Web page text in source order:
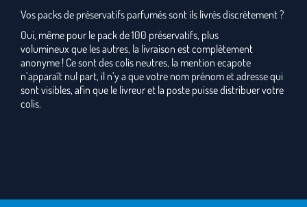
Vos packs de préservatifs parfumés sont ils livrés discrètement ?
Oui, même pour le pack de 100 préservatifs, plus
volumineux que les autres, la livraison est complètement
anonyme ! Ce sont des colis neutres, la mention ecapote
n’apparaît nul part, il n’y a que votre nom prénom et adresse qui
sont visibles, afin que le livreur et la poste puisse distribuer votre
colis.